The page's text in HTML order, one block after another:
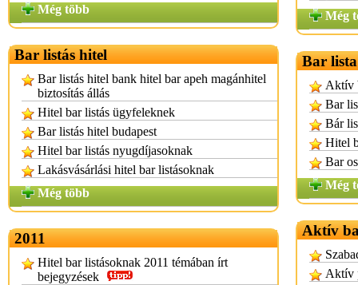
Még több
Bar listás hitel
Bar listás hitel bank hitel bar apeh magánhitel
biztosítás állás
Hitel bar listás ügyfeleknek
Bar listás hitel budapest
Hitel bar listás nyugdíjasoknak
Lakásvásárlási hitel bar listásoknak
Még több
2011
Hitel bar listásoknak 2011 témában írt
bejegyzések
Még
Bar
Aktív
Bar
Bár
Hitel
Bar
Még
Aktív
Aktív